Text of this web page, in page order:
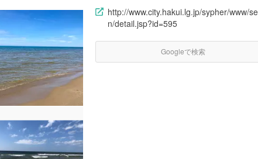
http://www.city.hakui.lg.jp/sypher/www/
n/detail.jsp?id=595
Googleで検索